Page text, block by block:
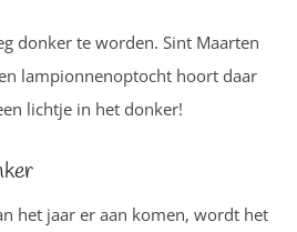
donker te worden. Sint Maarten
lampionnenoptocht hoort daar
lichtje in het donker!
het jaar er aan komen, wordt het